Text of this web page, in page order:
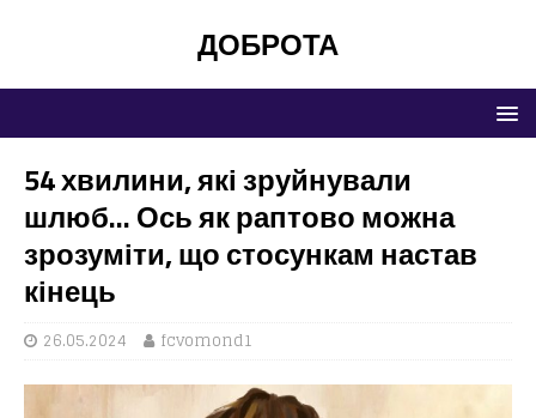
ДОБРОТА
54 хвилини, які зруйнували
шлюб… Ось як раптово можна
зрозуміти, що стосункам настав
кінець
26.05.2024 fcvomond1